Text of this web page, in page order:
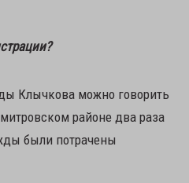
Клычкова можно говорить
районе два раза
были потрачены